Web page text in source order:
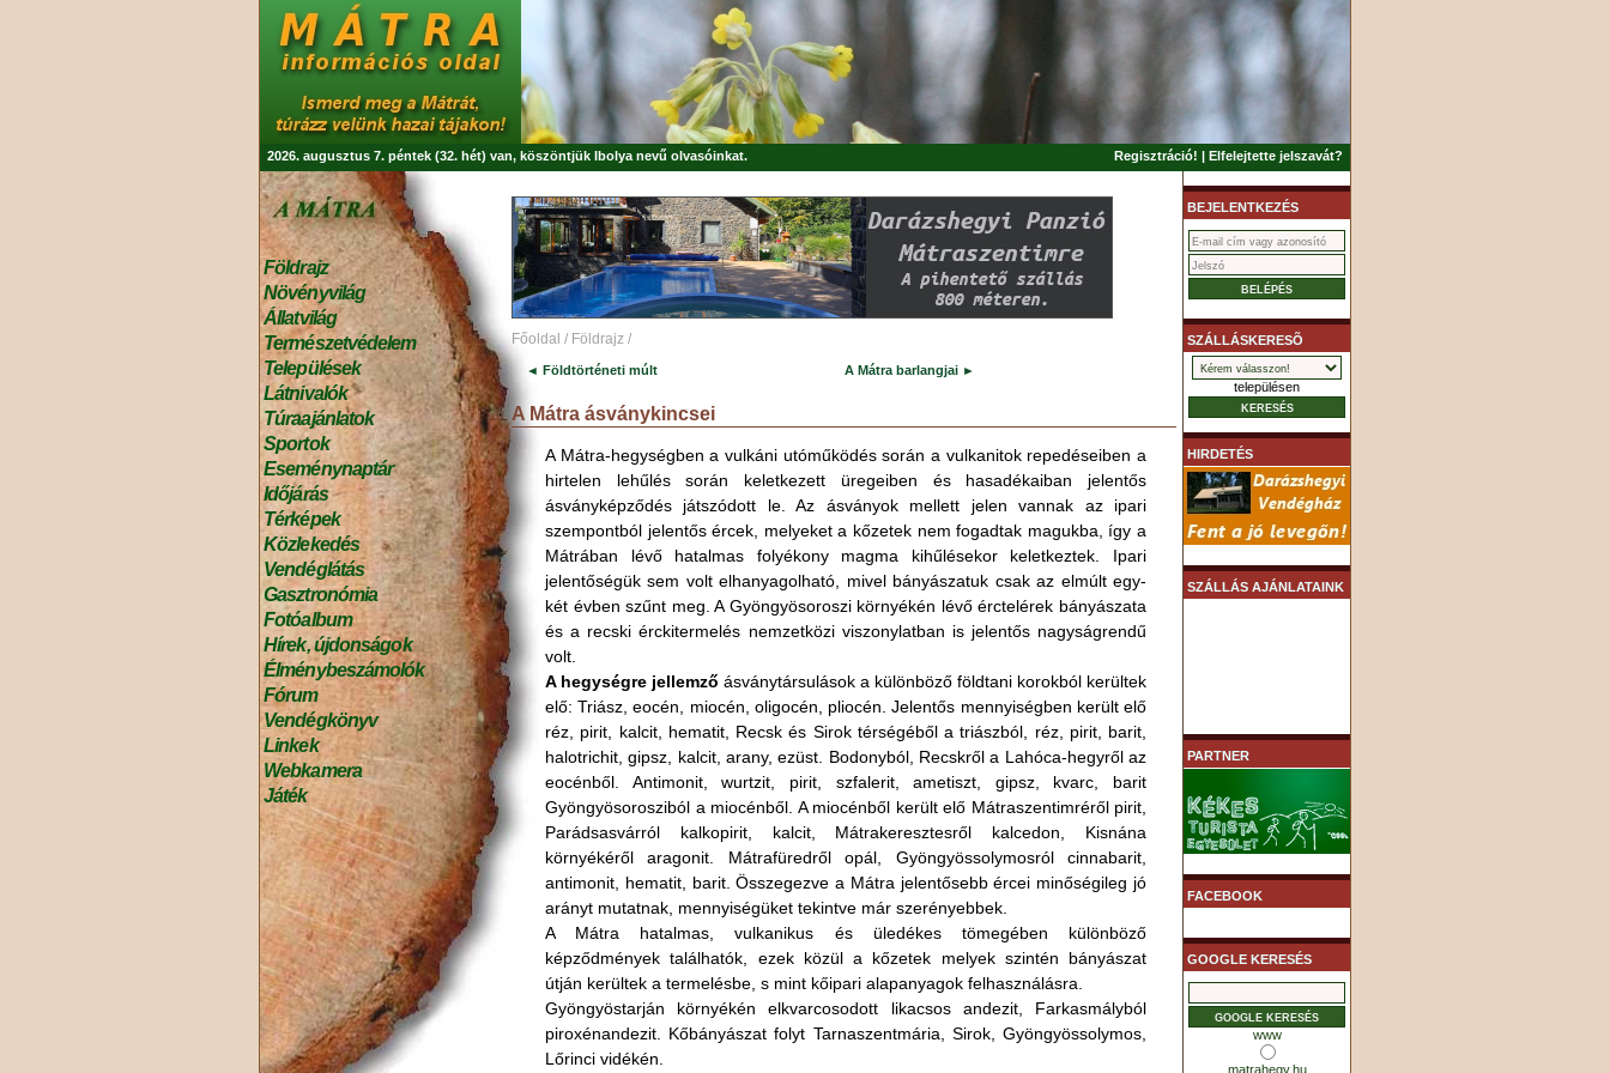
2026. augusztus 7. péntek (32. hét) van, köszöntjük Ibolya nevű olvasóinkat. Regisztráció! | Elfelejtette jelszavát?
Földrajz
Növényvilág
Állatvilág
Természetvédelem
Települések
Látnivalók
Túraajánlatok
Sportok
Eseménynaptár
Időjárás
Térképek
Közlekedés
Vendéglátás
Gasztronómia
Fotóalbum
Hírek, újdonságok
Élménybeszámolók
Fórum
Vendégkönyv
Linkek
Webkamera
Játék
Főoldal / Földrajz /
◄ Földtörténeti múlt A Mátra barlangjai ►
A Mátra ásványkincsei
A Mátra-hegységben a vulkáni utóműködés során a vulkanitok repedéseiben a
hirtelen lehűlés során keletkezett üregeiben és hasadékaiban jelentős
ásványképződés játszódott le. Az ásványok mellett jelen vannak az ipari
szempontból jelentős ércek, melyeket a kőzetek nem fogadtak magukba, így a
Mátrában lévő hatalmas folyékony magma kihűlésekor keletkeztek. Ipari
jelentőségük sem volt elhanyagolható, mivel bányászatuk csak az elmúlt egy-
két évben szűnt meg. A Gyöngyösoroszi környékén lévő érctelérek bányászata
és a recski érckitermelés nemzetközi viszonylatban is jelentős nagyságrendű
volt.
A hegységre jellemző ásványtársulások a különböző földtani korokból kerültek
elő: Triász, eocén, miocén, oligocén, pliocén. Jelentős mennyiségben került elő
réz, pirit, kalcit, hematit, Recsk és Sirok térségéből a triászból, réz, pirit, barit,
halotrichit, gipsz, kalcit, arany, ezüst. Bodonyból, Recskről a Lahóca-hegyről az
eocénből. Antimonit, wurtzit, pirit, szfalerit, ametiszt, gipsz, kvarc, barit
Gyöngyösorosziból a miocénből. A miocénből került elő Mátraszentimréről pirit,
Parádsasvárról kalkopirit, kalcit, Mátrakeresztesről kalcedon, Kisnána
környékéről aragonit. Mátrafüredről opál, Gyöngyössolymosról cinnabarit,
antimonit, hematit, barit. Összegezve a Mátra jelentősebb ércei minőségileg jó
arányt mutatnak, mennyiségüket tekintve már szerényebbek.
A Mátra hatalmas, vulkanikus és üledékes tömegében különböző
képződmények találhatók, ezek közül a kőzetek melyek szintén bányászat
útján kerültek a termelésbe, s mint kőipari alapanyagok felhasználásra.
Gyöngyöstarján környékén elkvarcosodott likacsos andezit, Farkasmályból
piroxénandezit. Kőbányászat folyt Tarnaszentmária, Sirok, Gyöngyössolymos,
Lőrinci vidékén.
BEJELENTKEZÉS
SZÁLLÁSKERESÕ
településen
HIRDETÉS
SZÁLLÁS AJÁNLATAINK
PARTNER
FACEBOOK
GOOGLE KERESÉS
www
matrahegy.hu